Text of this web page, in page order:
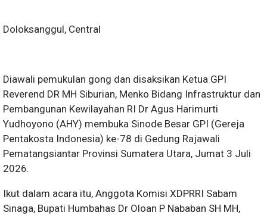
Doloksanggul, Central
Diawali pemukulan gong dan disaksikan Ketua GPI
Reverend DR MH Siburian, Menko Bidang Infrastruktur dan
Pembangunan Kewilayahan RI Dr Agus Harimurti
Yudhoyono (AHY) membuka Sinode Besar GPI (Gereja
Pentakosta Indonesia) ke-78 di Gedung Rajawali
Pematangsiantar Provinsi Sumatera Utara, Jumat 3 Juli
2026.
Ikut dalam acara itu, Anggota Komisi XDPRRI Sabam
Sinaga, Bupati Humbahas Dr Oloan P Nababan SH MH,